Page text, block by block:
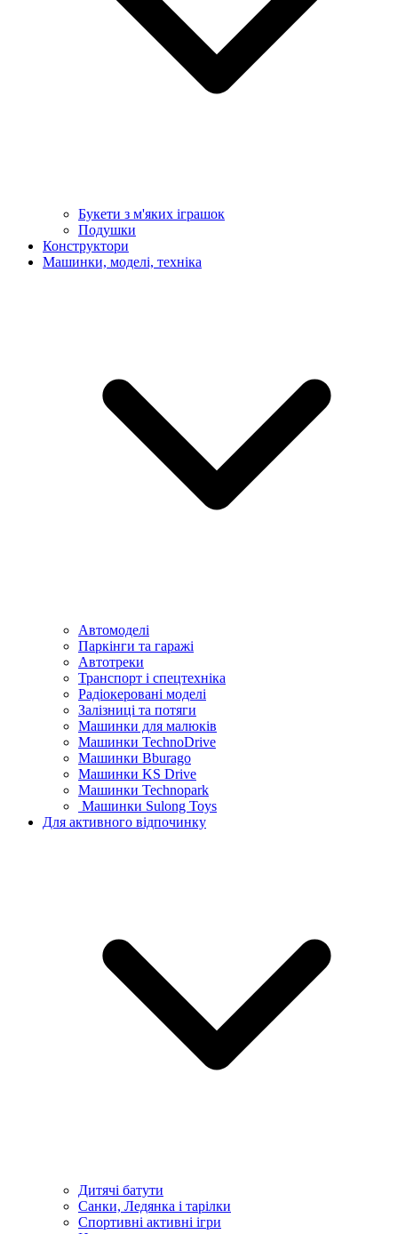
Букети з м'яких іграшок
Подушки
Конструктори
Машинки, моделі, техніка
Автомоделі
Паркінги та гаражі
Автотреки
Транспорт і спецтехніка
Радіокеровані моделі
Залізниці та потяги
Машинки для малюків
Машинки TechnoDrive
Машинки Bburago
Машинки KS Drive
Машинки Technopark
Машинки Sulong Toys
Для активного відпочинку
Дитячі батути
Санки, Ледянка і тарілки
Спортивні активні ігри